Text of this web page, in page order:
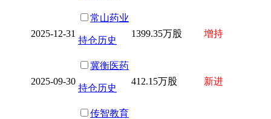
2025-12-31
常山药业
持仓历史
1399.35万股 增持
2025-09-30
冀衡医药
持仓历史
412.15万股 新进
传智教育